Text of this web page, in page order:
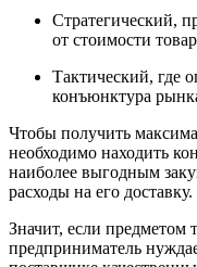
Стратегический,
от стоимости
Тактический, где
конъюнктура
Чтобы получить
необходимо находить
наиболее выгодным
расходы на его доставку.
Значит, если предметом
предприниматель